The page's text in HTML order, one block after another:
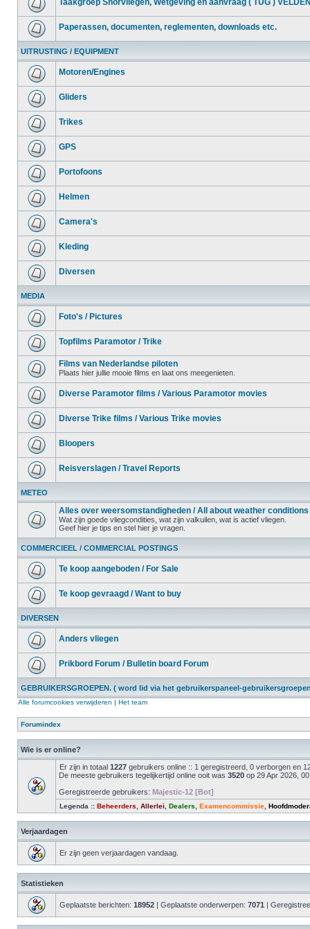
Taakgroep Snorvliegen, Wetgeving en aanvraag ( TUG )
Paperassen, documenten, reglementen, downloads etc.
UITRUSTING / EQUIPMENT
Motoren/Engines
Gliders
Trikes
GPS
Portofoons
Helmen
Camera's
Kleding
Diversen
MEDIA
Foto's / Pictures
Topfilms Paramotor / Trike
Films van Nederlandse piloten
Plaats hier jullie mooie films en laat ons meegenieten.
Diverse Paramotor films / Various Paramotor movies
Diverse Trike films / Various Trike movies
Bloopers
Reisverslagen / Travel Reports
METEO
Alles over weersomstandigheden / All about weather conditions
Wat zijn goede vliegcondities, wat zijn valkuilen, wat is actief vliegen.
Geef hier je tips en stel hier je vragen.
COMMERCIEEL / COMMERCIAL POSTINGS
Te koop aangeboden / For Sale
Te koop gevraagd / Want to buy
DIVERSEN
Anders vliegen
Prikbord Forum / Bulletin board Forum
GEBRUIKERSGROEPEN. ( word lid via het gebruikerspaneel-
Alle forumcookies verwijderen | Het team
Forumindex
Wie is er online?
Er zijn in totaal 1227 gebruikers online :: 1 geregistreerd, 0 verborgen en
De meeste gebruikers tegelijkertijd online ooit was 3520 op 29 Apr 2026,
Geregistreerde gebruikers: Majestic-12 [Bot]
Legenda :: Beheerders Allerlei Dealers Examencommissie
Verjaardagen
Er zijn geen verjaardagen vandaag.
Statistieken
Geplaatste berichten: 18952 | Geplaatste onderwerpen: 7071 |